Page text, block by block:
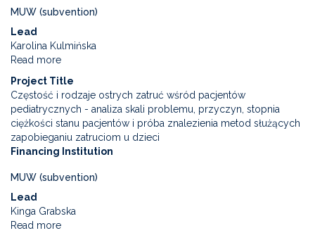
post-
disorder
burnout
in
nursing
staff
at
the
of
COVID-
19
MUW (subvention)
Lead
Karolina Kulmińska
Read more
Interaction
of
behavioural
activation
and
behavioural
inhibition
(BIS
and
Project Title
Częstość i rodzaje ostrych zatruć wśród pacjentów
pediatrycznych - analiza skali problemu, przyczyn, stopnia
ciężkości stanu pacjentów i próba znalezienia metod służących
zapobieganiu zatruciom u dzieci
Financing Institution
MUW (subvention)
Lead
Kinga Grabska
Read more